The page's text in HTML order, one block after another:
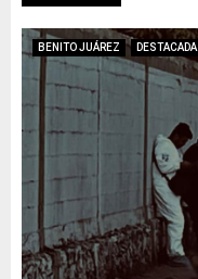
BENITO JUÁREZ DESTACADA